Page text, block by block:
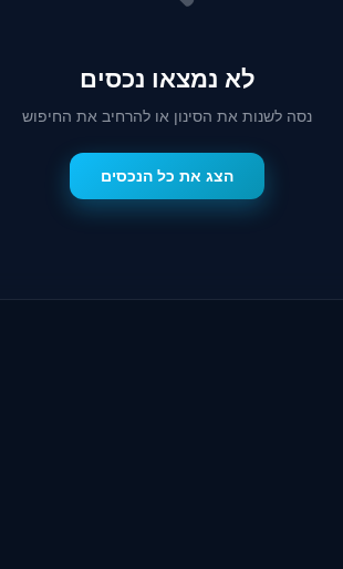
לא נמצאו נכסים
נסה לשנות את הסינון או להרחיב את החיפוש
הצג את כל הנכסים